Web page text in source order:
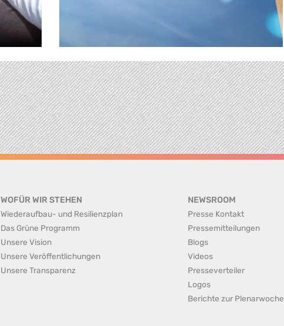
WOFÜR WIR STEHEN
Wiederaufbau- und Resilienzplan
Das Grüne Programm
Unsere Vision
Unsere Veröffentlichungen
Unsere Transparenz
NEWSROOM
Presse Kontakt
Pressemitteilungen
Blogs
Videos
Presseverteiler
Logos
Berichte zur Plenarwoche